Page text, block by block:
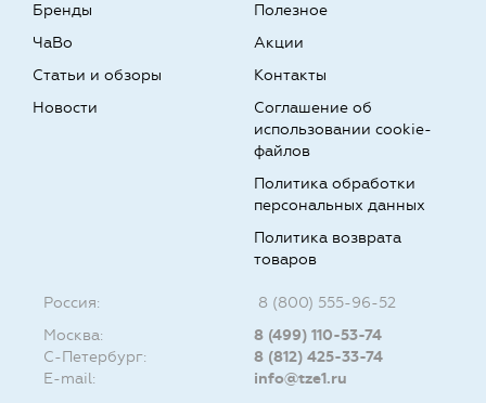
Бренды
Полезное
ЧаВо
Статьи и обзоры
Новости
Акции
Контакты
Соглашение об
использовании cookie-
файлов
Политика обработки
персональных данных
Политика возврата
товаров
Россия:
8 (800) 555-96-52
Москва:
8 (499) 110-53-74
С-Петербург:
8 (812) 425-33-74
E-mail:
info@tze1.ru